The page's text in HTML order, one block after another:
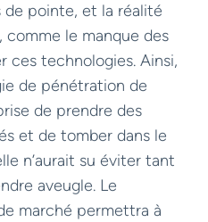
pointe, et la réalité
le manque des
ces technologies. Ainsi,
de pénétration de
de prendre des
et de tomber dans le
n’aurait su éviter tant
aveugle. Le
marché permettra à